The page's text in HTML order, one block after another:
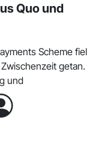
Quo und
Scheme fiel
getan.
und